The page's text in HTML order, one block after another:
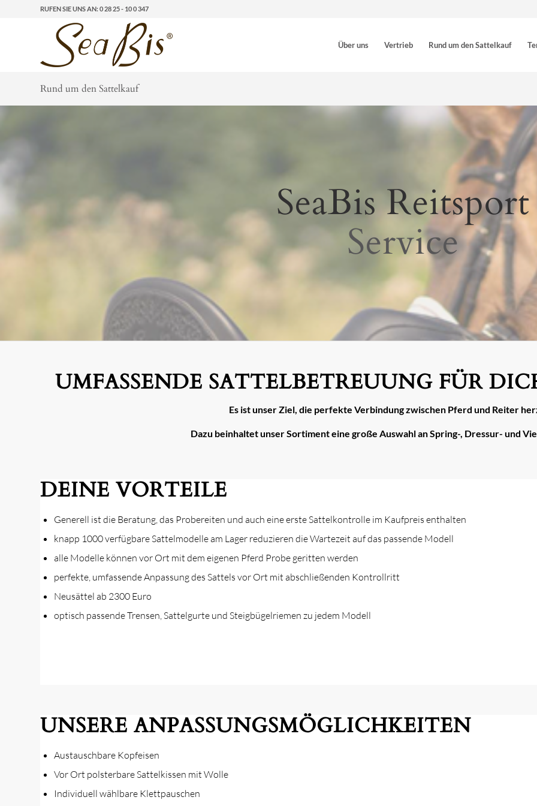
RUFEN SIE UNS AN: 0 28 25 - 10 0 347
Über uns Vertrieb Rund um den Sattelkauf
Rund um den Sattelkauf
SeaBis Reitsport
Service
UMFASSENDE SATTELBETREUUNG FÜR
Es ist unser Ziel, die perfekte Verbindung zwischen Pferd und Reiter
Dazu beinhaltet unser Sortiment eine große Auswahl an Spring-, Dressur- und
DEINE VORTEILE
Generell ist die Beratung, das Probereiten und auch eine erste Sattelkontrolle im Kaufpreis enthalten
knapp 1000 verfügbare Sattelmodelle am Lager reduzieren die Wartezeit auf das passende Modell
alle Modelle können vor Ort mit dem eigenen Pferd Probe geritten werden
perfekte, umfassende Anpassung des Sattels vor Ort mit abschließenden Kontrollritt
Neusättel ab 2300 Euro
optisch passende Trensen, Sattelgurte und Steigbügelriemen zu jedem Modell
UNSERE ANPASSUNGSMÖGLICHKEITEN
Austauschbare Kopfeisen
Vor Ort polsterbare Sattelkissen mit Wolle
Individuell wählbare Klettpauschen